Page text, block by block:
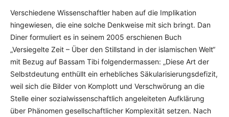
Verschiedene Wissenschaftler haben auf die Implikation
hingewiesen, die eine solche Denkweise mit sich bringt. Dan
Diner formuliert es in seinem 2005 erschienen Buch
„Versiegelte Zeit – Über den Stillstand in der islamischen Welt“
mit Bezug auf Bassam Tibi folgendermassen: „Diese Art der
Selbstdeutung enthüllt ein erhebliches Säkularisierungsdefizit,
weil sich die Bilder von Komplott und Verschwörung an die
Stelle einer sozialwissenschaftlich angeleiteten Aufklärung
über Phänomen gesellschaftlicher Komplexität setzen. Nach